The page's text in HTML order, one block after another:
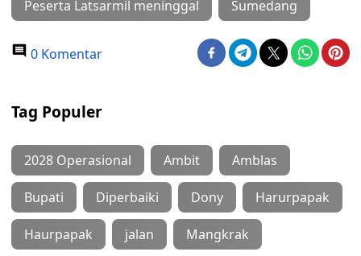
Peserta Latsarmil meninggal Sumedang
0 Komentar
Tag Populer
2028 Operasional Ambit Amblas
Bupati Diperbaiki Dony Harurpapak
Haurpapak jalan Mangkrak